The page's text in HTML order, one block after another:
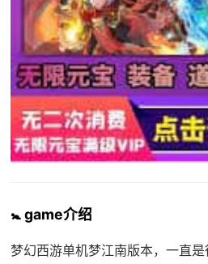
🚼 game介绍
梦幻西游单机梦江南版本，一直